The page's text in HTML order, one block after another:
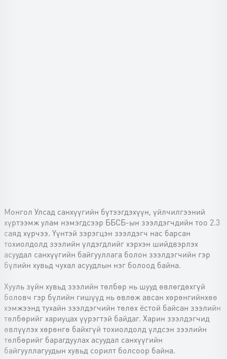
Монгол Улсад санхүүгийн бүтээгдэхүүн, үйлчилгээний
хүртээмж улам нэмэгдсээр ББСБ-ын зээлдэгчдийн тоо 2.3
саяд хүрчээ. Үүнтэй зэрэгцэн зээлдэгч нас барсан
тохиолдолд зээлийн үлдэгдлийг хэрхэн шийдвэрлэх
асуудал санхүүгийн байгууллага болон зээлдэгчийн гэр
бүлийн хувьд чухал асуудлын нэг болоод байна.
Хууль зүйн хувьд зээлийн төлбөр нь шууд өвлөгдөхгүй
боловч гэр бүлийн гишүүд нь өвлөж авсан хөрөнгийнхөө
хэмжээнд тухайн зээлдэгчийн төлөх ёстой байсан зээлийн
төлбөрийг хариуцах үүрэгтэй байдаг. Харин зээлдэгчид
өвлүүлэх хөрөнгө байхгүй тохиолдолд үлдсэн зээлийн
төлбөрийг барагдуулах асуудал санхүүгийн
байгууллагуудын хувьд сорилт болсоор байна.